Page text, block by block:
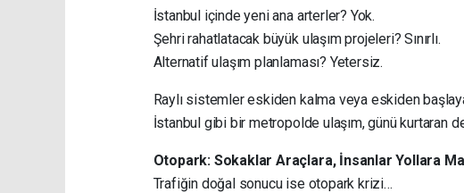
İstanbul içinde yeni ana arterler? Yok.
Şehri rahatlatacak büyük ulaşım projeleri? Sınırlı.
Alternatif ulaşım planlaması? Yetersiz.
Raylı sistemler eskiden kalma veya eskiden
İstanbul gibi bir metropolde ulaşım, günü kurtaran
Otopark: Sokaklar Araçlara, İnsanlar Yollara
Trafiğin doğal sonucu ise otopark krizi…